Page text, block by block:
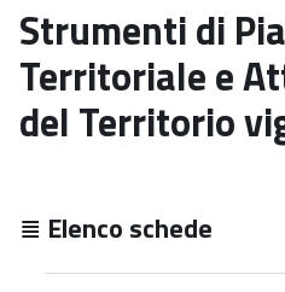
Strumenti di
Territoriale e
del Territorio
Elenco schede